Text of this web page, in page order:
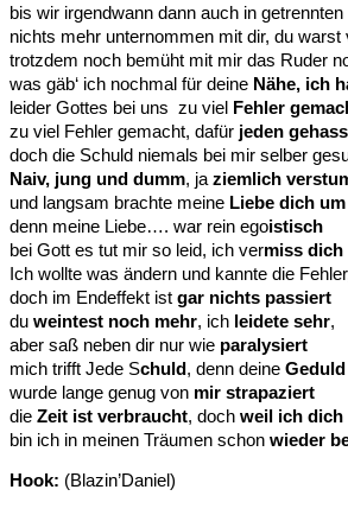
bis wir irgendwann dann auch in getrennten
nichts mehr unternommen mit dir, du warst
trotzdem noch bemüht mit mir das Ruder
was gäb‘ ich nochmal für deine Nähe, ich
leider Gottes bei uns zu viel Fehler
zu viel Fehler gemacht, dafür jeden
doch die Schuld niemals bei mir selber
Naiv, jung und dumm, ja ziemlich
und langsam brachte meine Liebe dich um
denn meine Liebe…. war rein egoistisch
bei Gott es tut mir so leid, ich vermiss dich
Ich wollte was ändern und kannte die
doch im Endeffekt ist gar nichts passiert
du weintest noch mehr, ich leidete sehr,
aber saß neben dir nur wie paralysiert
mich trifft Jede Schuld, denn deine Geduld
wurde lange genug von mir strapaziert
die Zeit ist verbraucht, doch weil ich dich
bin ich in meinen Träumen schon wieder
Hook: (Blazin’Daniel)